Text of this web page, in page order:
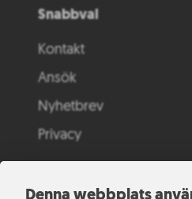
Denna webbplats
Snabbval
Kontakt
Ansök
Nyhetbrev
Privacy